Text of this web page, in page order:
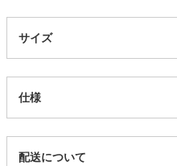
サイズ
仕様
配送について